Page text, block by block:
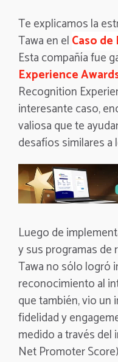
Te explicamos la
Tawa en elCaso
Esta compañía fue
Experience
Recognition
interesante caso,
valiosa que te
desafíos similares a
Luego de
y sus programas
Tawa no sólo logró
reconocimiento al
que también, vio un
fidelidad y
medido a través del
Net Promoter